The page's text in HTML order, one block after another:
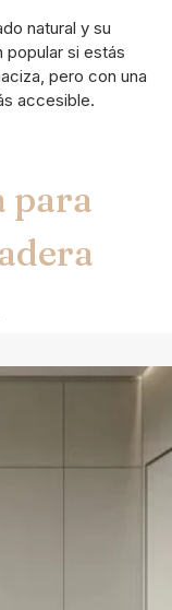
natural y su
si estás
pero con una
accesible.
para